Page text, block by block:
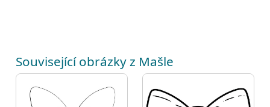
Související obrázky z Mašle